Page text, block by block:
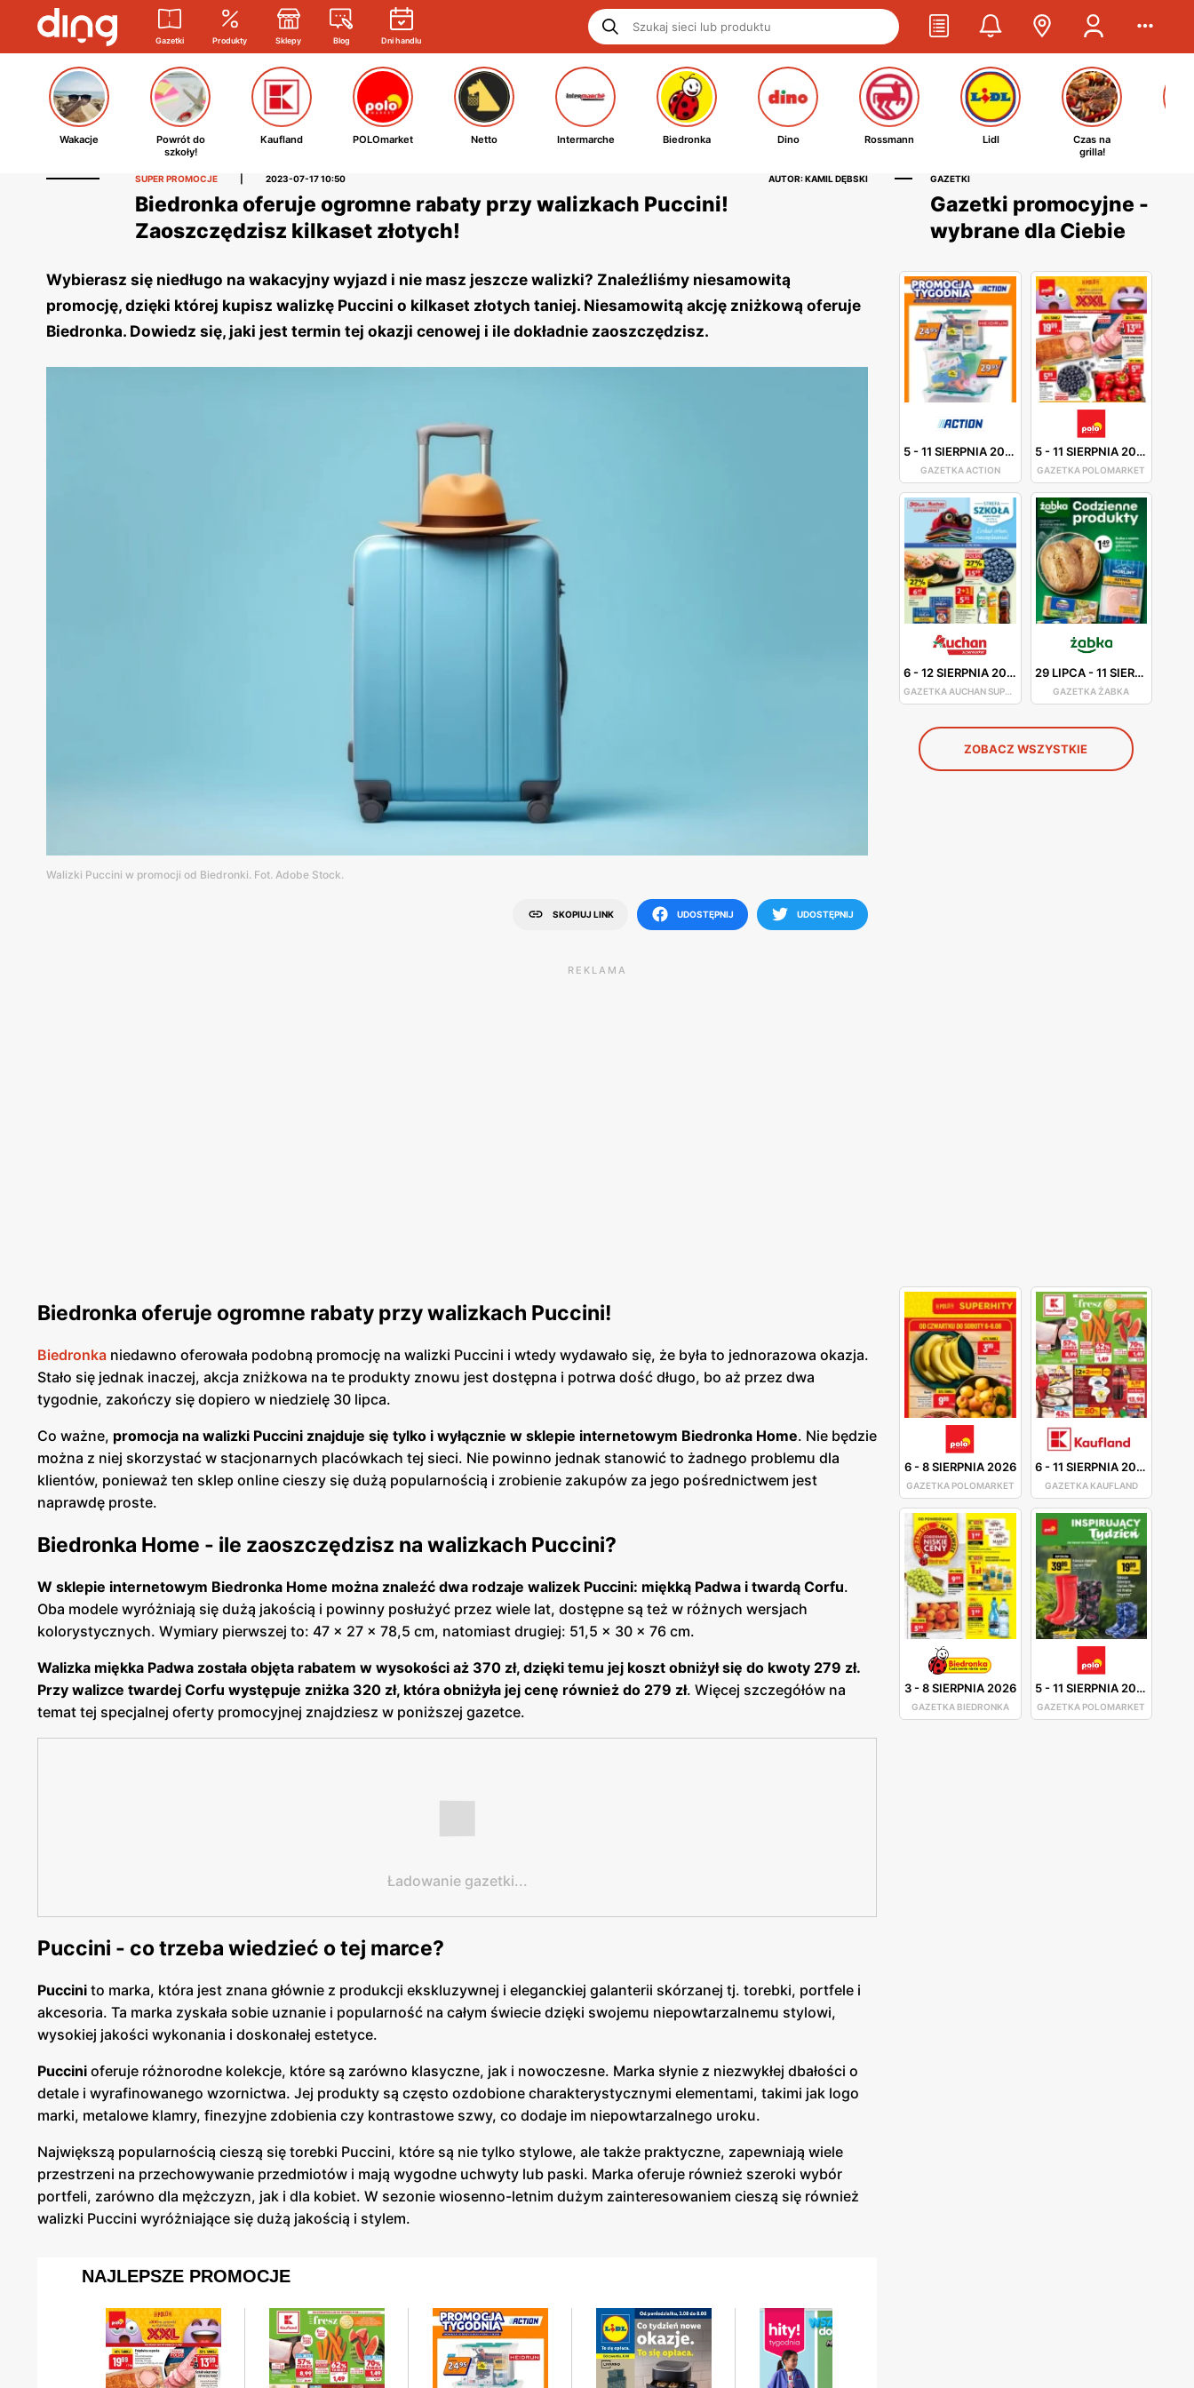
Gazetki Produkty Sklepy Blog Dni handlu
Wakacje
Powrót do
szkoły!
Kaufland POLOmarket Netto Intermarche Biedronka Dino Rossmann Lidl
Czas na
grilla!
SUPER PROMOCJE 2023-07-17 10:50 AUTOR: KAMIL DĘBSKI
Biedronka oferuje ogromne rabaty przy walizkach Puccini!
Zaoszczędzisz kilkaset złotych!
Wybierasz się niedługo na wakacyjny wyjazd i nie masz jeszcze walizki? Znaleźliśmy niesamowitą
promocję, dzięki której kupisz walizkę Puccini o kilkaset złotych taniej. Niesamowitą akcję zniżkową oferuje
Biedronka. Dowiedz się, jaki jest termin tej okazji cenowej i ile dokładnie zaoszczędzisz.
Walizki Puccini w promocji od Biedronki. Fot. Adobe Stock.
SKOPIUJ LINK UDOSTĘPNIJ UDOSTĘPNIJ
GAZETKI
Gazetki promocyjne -
wybrane dla Ciebie
5-11 SIERPNIA 2026
GAZETKA ACTION
5-11 SIERPNIA 2026
GAZETKA POLOMARKET
6-12 SIERPNIA 2026
GAZETKA AUCHAN SUPERMARKET
29 LIPCA-11 SIERPNIA 2026
GAZETKA ŻABKA
ZOBACZ WSZYSTKIE
6-8 SIERPNIA 2026
GAZETKA POLOMARKET
6-11 SIERPNIA 2026
GAZETKA KAUFLAND
3-8 SIERPNIA 2026
GAZETKA BIEDRONKA
5-11 SIERPNIA 2026
GAZETKA POLOMARKET
REKLAMA
Biedronka oferuje ogromne rabaty przy walizkach Puccini!
Biedronka niedawno oferowała podobną promocję na walizki Puccini i wtedy wydawało się, że była to jednorazowa okazja.
Stało się jednak inaczej, akcja zniżkowa na te produkty znowu jest dostępna i potrwa dość długo, bo aż przez dwa
tygodnie, zakończy się dopiero w niedzielę 30 lipca.
Co ważne, promocja na walizki Puccini znajduje się tylko i wyłącznie w sklepie internetowym Biedronka Home. Nie będzie
można z niej skorzystać w stacjonarnych placówkach tej sieci. Nie powinno jednak stanowić to żadnego problemu dla
klientów, ponieważ ten sklep online cieszy się dużą popularnością i zrobienie zakupów za jego pośrednictwem jest
naprawdę proste.
Biedronka Home - ile zaoszczędzisz na walizkach Puccini?
W sklepie internetowym Biedronka Home można znaleźć dwa rodzaje walizek Puccini: miękką Padwa i twardą Corfu.
Oba modele wyróżniają się dużą jakością i powinny posłużyć przez wiele lat, dostępne są też w różnych wersjach
kolorystycznych. Wymiary pierwszej to: 47 x 27 x 78,5 cm, natomiast drugiej: 51,5 x 30 x 76 cm.
Walizka miękka Padwa została objęta rabatem w wysokości aż 370 zł, dzięki temu jej koszt obniżył się do kwoty 279 zł.
Przy walizce twardej Corfu występuje zniżka 320 zł, która obniżyła jej cenę również do 279 zł. Więcej szczegółów na
temat tej specjalnej oferty promocyjnej znajdziesz w poniższej gazetce.
Ładowanie gazetki...
Puccini - co trzeba wiedzieć o tej marce?
Puccini to marka, która jest znana głównie z produkcji ekskluzywnej i eleganckiej galanterii skórzanej tj. torebki, portfele i
akcesoria. Ta marka zyskała sobie uznanie i popularność na całym świecie dzięki swojemu niepowtarzalnemu stylowi,
wysokiej jakości wykonania i doskonałej estetyce.
Puccini oferuje różnorodne kolekcje, które są zarówno klasyczne, jak i nowoczesne. Marka słynie z niezwykłej dbałości o
detale i wyrafinowanego wzornictwa. Jej produkty są często ozdobione charakterystycznymi elementami, takimi jak logo
marki, metalowe klamry, finezyjne zdobienia czy kontrastowe szwy, co dodaje im niepowtarzalnego uroku.
Największą popularnością cieszą się torebki Puccini, które są nie tylko stylowe, ale także praktyczne, zapewniają wiele
przestrzeni na przechowywanie przedmiotów i mają wygodne uchwyty lub paski. Marka oferuje również szeroki wybór
portfeli, zarówno dla mężczyzn, jak i dla kobiet. W sezonie wiosenno-letnim dużym zainteresowaniem cieszą się również
walizki Puccini wyróżniające się dużą jakością i stylem.